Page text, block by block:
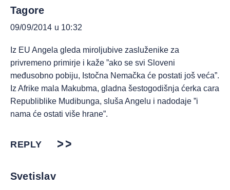
Tagore
09/09/2014 u 10:32
Iz EU Angela gleda miroljubive zasluženike za
privremeno primirje i kaže ”ako se svi Sloveni
međusobno pobiju, Istočna Nemačka će postati još veća”.
Iz Afrike mala Makubma, gladna šestogodišnja ćerka cara
Republiblike Mudibunga, sluša Angelu i nadodaje ”i
nama će ostati više hrane”.
REPLY
Svetislav